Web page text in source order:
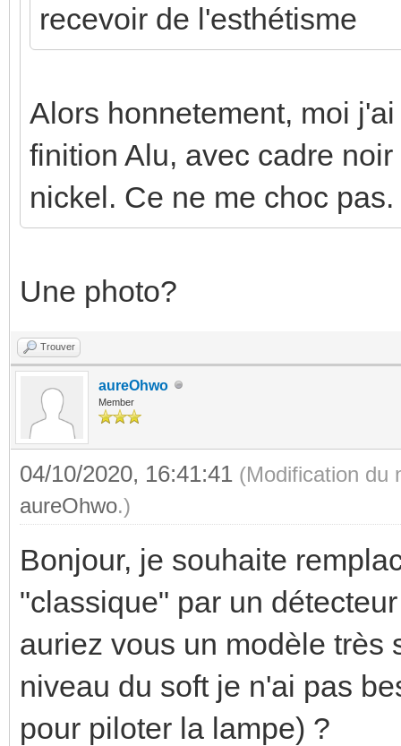
recevoir de l'esthétisme
Alors honnetement, moi
finition Alu, avec cadre
nickel. Ce ne me choc pas.
Une photo?
Trouver
aureOhwo
Member
04/10/2020, 16:41:41 (Modification du
aureOhwo.)
Bonjour, je souhaite
"classique" par un
auriez vous un modèle très
niveau du soft je n'ai pas
pour piloter la lampe) ?